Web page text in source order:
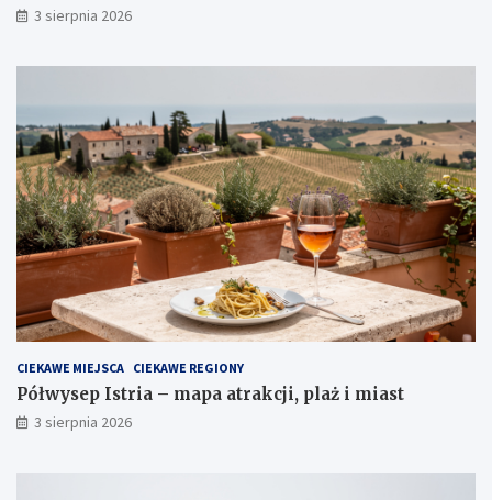
3 sierpnia 2026
CIEKAWE MIEJSCA CIEKAWE REGIONY
Półwysep Istria – mapa atrakcji, plaż i miast
3 sierpnia 2026